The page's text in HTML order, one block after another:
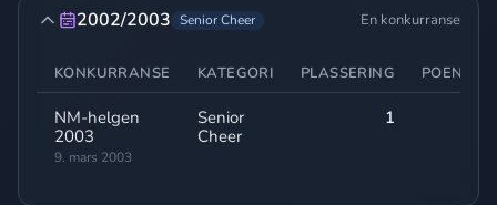
2002/2003 Senior Cheer En konkurranse
KONKURRANSE KATEGORI PLASSERING POENG
NM-helgen
2003
9. mars 2003
Senior
Cheer
1